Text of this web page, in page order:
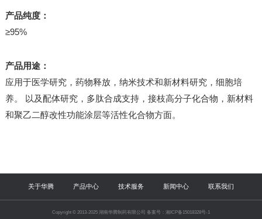
产品纯度：
≥95%
产品用途：
应用于医学研究，药物释放，纳米技术和新材料研究，细胞培
养。 以及配体研究，多肽合成支持，接枝高分子化合物，新材料
和聚乙二醇改性功能涂层等活性化合物方面。
关于华腾 产品中心 技术服务 新闻中心 联系我们
Copyright © 2013-2025 湖南华腾制药有限公司 备案号：湘ICP备15018328号-1